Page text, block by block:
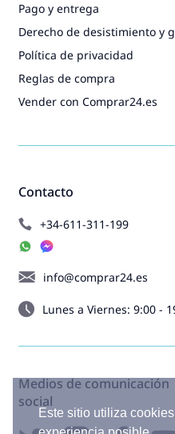
Este sitio utiliza
Contacto
+34-611-311-199
info@comprar24.es
Lunes a Viernes: 9:00 -
Pago y entrega
Derecho de desistimiento y
Política de privacidad
Reglas de compra
Vender con Comprar24.es
Medios de comunicación
social